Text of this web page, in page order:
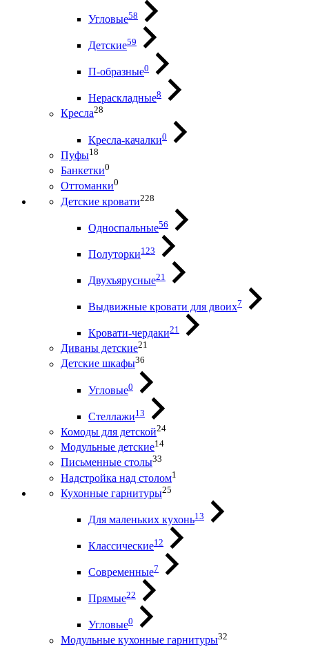
Угловые58
Детские59
П-образные0
Нераскладные8
Кресла28
Кресла-качалки0
Пуфы18
Банкетки0
Оттоманки0
Детские кровати228
Односпальные56
Полуторки123
Двухъярусные21
Выдвижные кровати для двоих7
Кровати-чердаки21
Диваны детские21
Детские шкафы36
Угловые0
Стеллажи13
Комоды для детской24
Модульные детские14
Письменные столы33
Надстройка над столом1
Кухонные гарнитуры25
Для маленьких кухонь13
Классические12
Современные7
Прямые22
Угловые0
Модульные кухонные гарнитуры32